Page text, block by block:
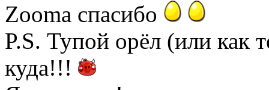
Zooma спасибо
P.S. Тупой орёл (или как
куда!!!